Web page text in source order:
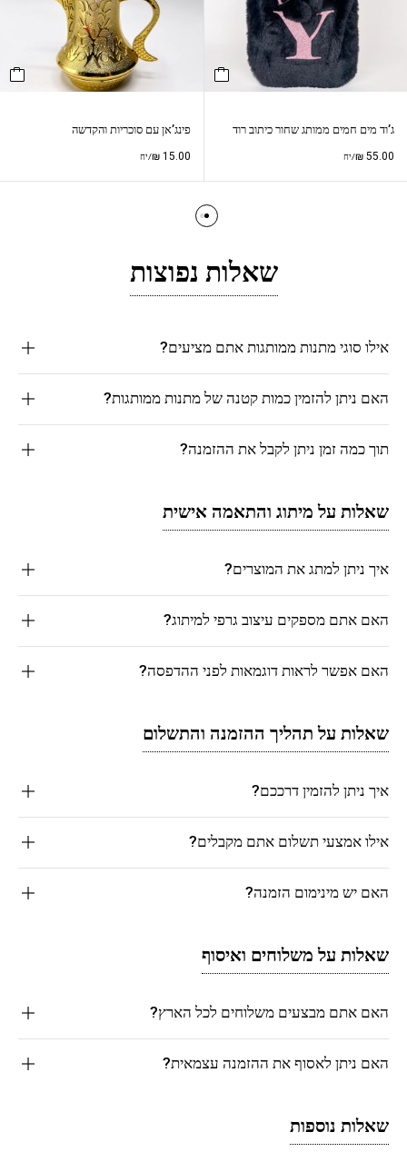
ג’וד מים חמים ממותג שחור כיתוב רוד
₪ 55.00 /יח
פינג’אן עם סוכריות והקדשה
₪15.00 /יח
שאלות נפוצות
אילו סוגי מתנות ממותגות אתם מציעים?
האם ניתן להזמין כמות קטנה של מתנות ממותגות?
תוך כמה זמן ניתן לקבל את ההזמנה?
שאלות על מיתוג והתאמה אישית
איך ניתן למתג את המוצרים?
האם אתם מספקים עיצוב גרפי למיתוג?
האם אפשר לראות דוגמאות לפני ההדפסה?
שאלות על תהליך ההזמנה והתשלום
איך ניתן להזמין דרככם?
אילו אמצעי תשלום אתם מקבלים?
האם יש מינימום הזמנה?
שאלות על משלוחים ואיסוף
האם אתם מבצעים משלוחים לכל הארץ?
האם ניתן לאסוף את ההזמנה עצמאית?
שאלות נוספות